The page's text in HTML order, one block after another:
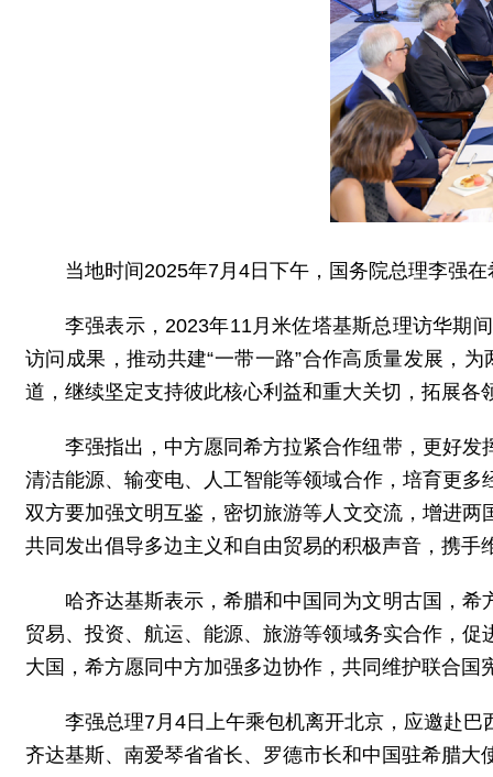
当地时间2025年7月4日下午，国务院总理李强
李强表示，2023年11月米佐塔基斯总理访华期
访问成果，推动共建“一带一路”合作高质量发展，
道，继续坚定支持彼此核心利益和重大关切，拓展各
李强指出，中方愿同希方拉紧合作纽带，更好
清洁能源、输变电、人工智能等领域合作，培育更
双方要加强文明互鉴，密切旅游等人文交流，增进
共同发出倡导多边主义和自由贸易的积极声音，携
哈齐达基斯表示，希腊和中国同为文明古国，
贸易、投资、航运、能源、旅游等领域务实合作，
大国，希方愿同中方加强多边协作，共同维护联合
李强总理7月4日上午乘包机离开北京，应邀赴
齐达基斯、南爱琴省省长、罗德市长和中国驻希腊大